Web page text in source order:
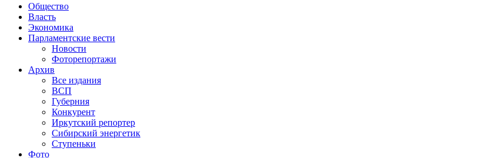
Общество
Власть
Экономика
Парламентские вести
Новости
Фоторепортажи
Архив
Все издания
ВСП
Губерния
Конкурент
Иркутский репортер
Сибирский энергетик
Ступеньки
Фото